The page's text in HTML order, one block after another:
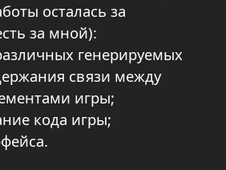
осталась за
за мной):
генерируемых
связи между
игры;
кода игры;